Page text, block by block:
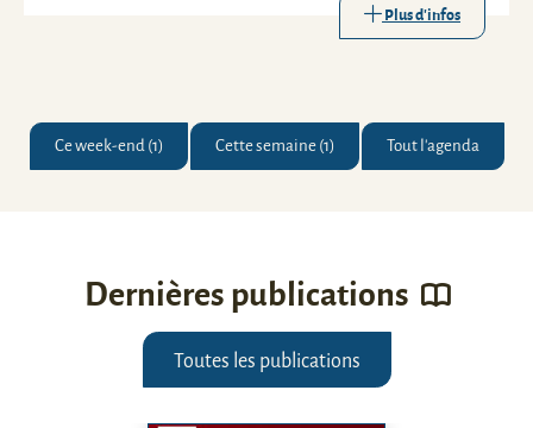
Plus d'infos
Ce week-end (1) Cette semaine (1) Tout l'agenda
Dernières publications
Toutes les publications